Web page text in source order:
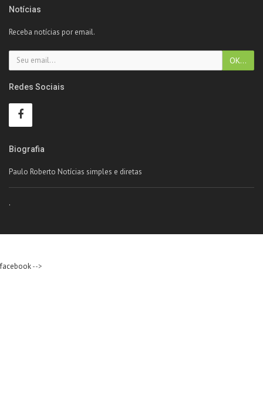
Notícias
Receba notícias por email.
Redes Sociais
Biografia
Paulo Roberto Notícias simples e diretas
.
facebook-->